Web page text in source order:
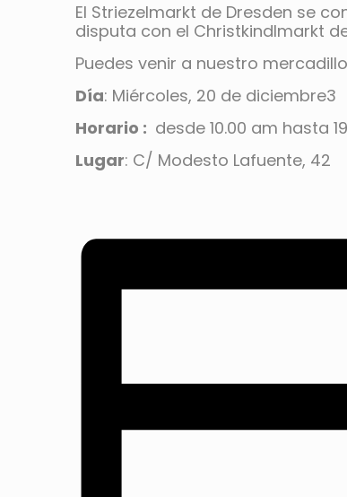
El Striezelmarkt de Dresden se
disputa con el Christkindlmarkt
Puedes venir a nuestro mercadillo
Día: Miércoles, 20 de diciembre3
Horario : desde 10.00 am hasta
Lugar: C/ Modesto Lafuente, 42